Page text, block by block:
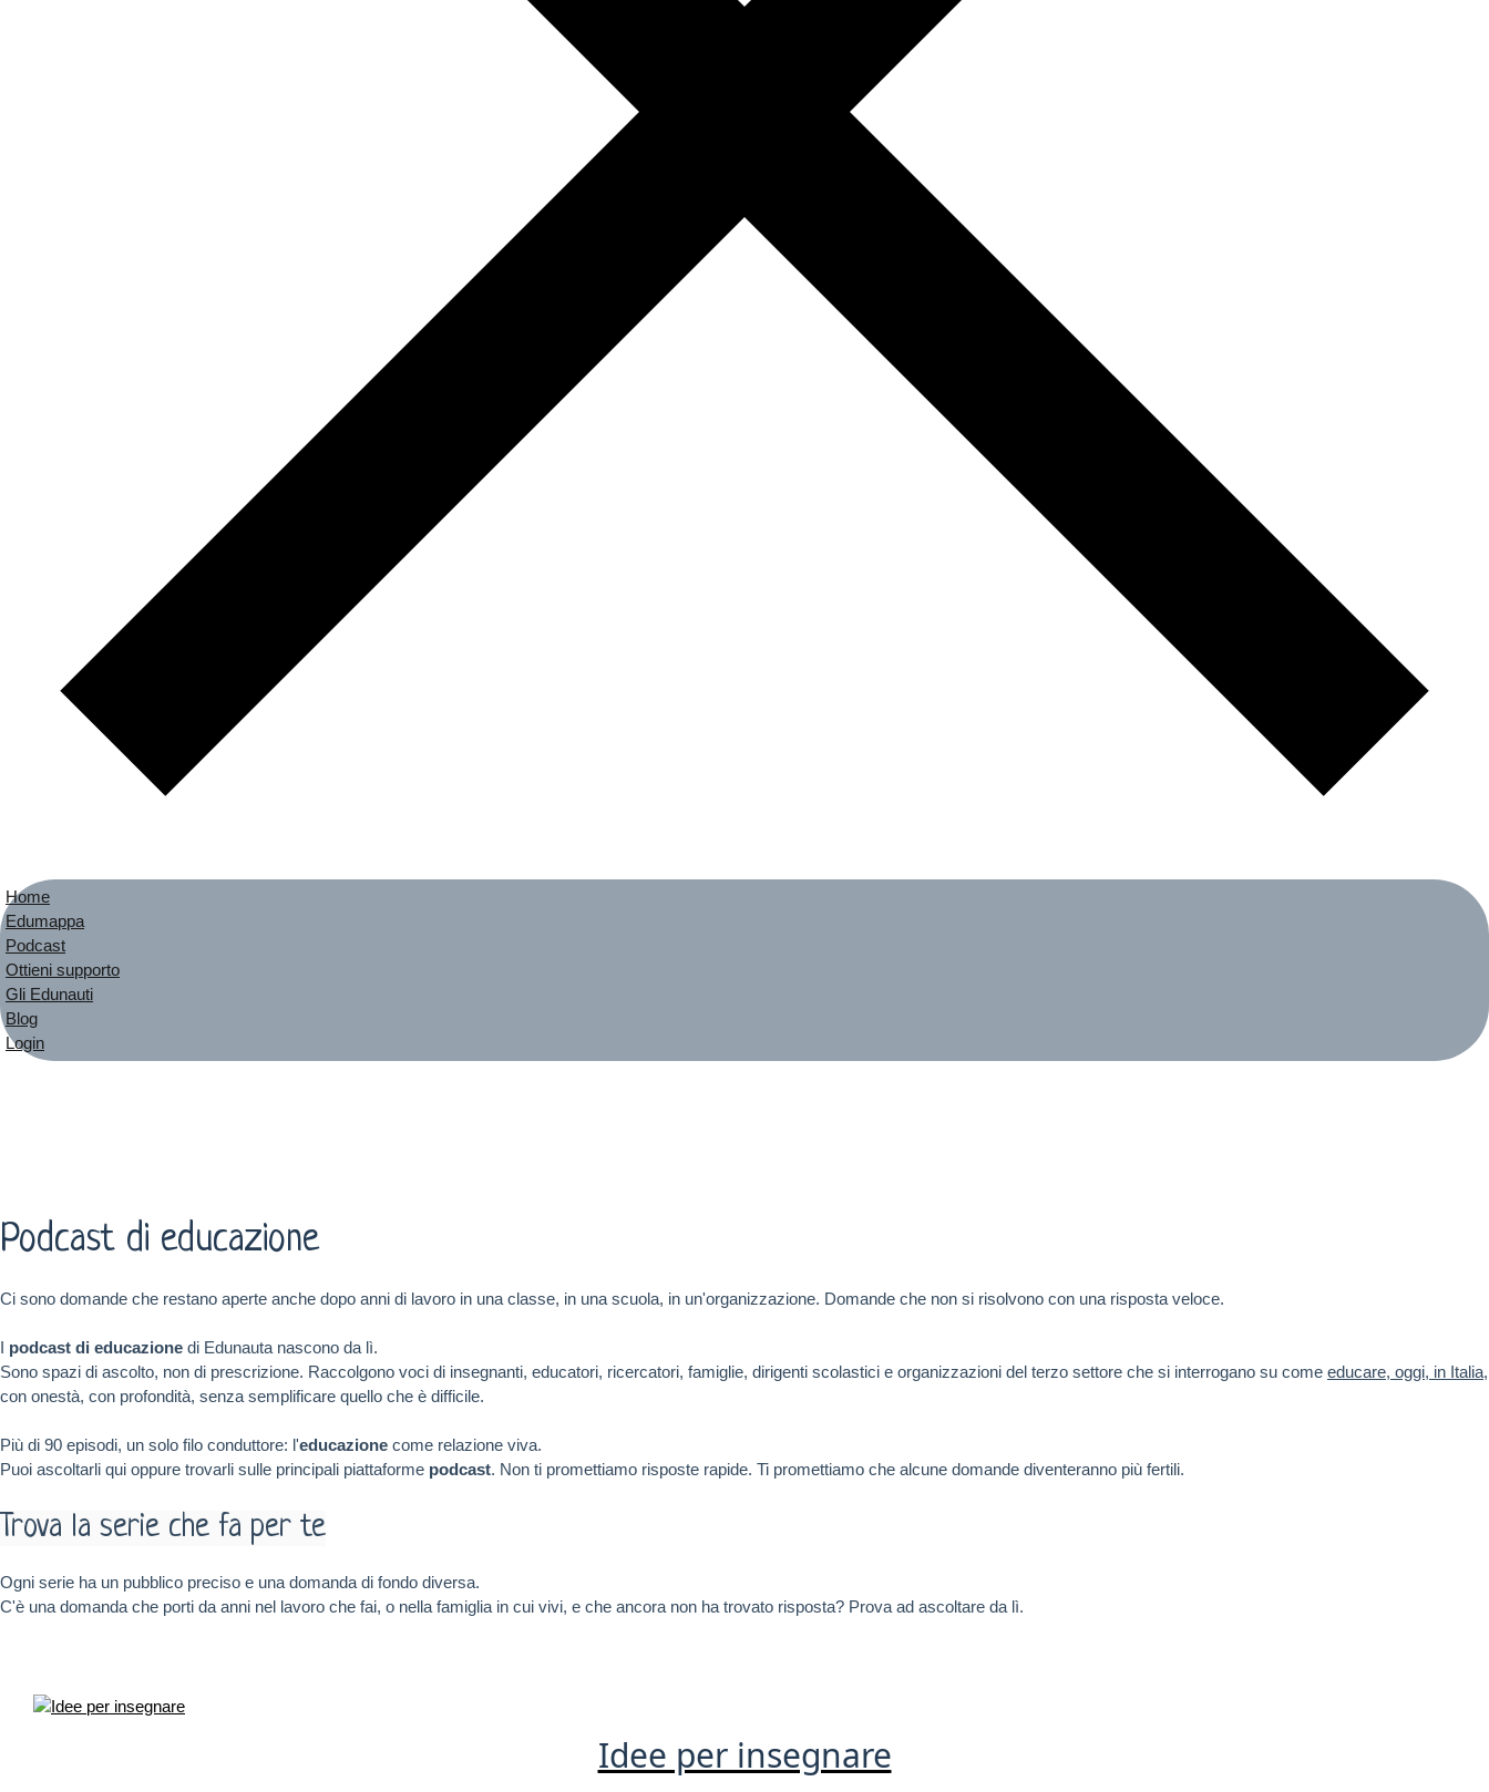
Home
Edumappa
Podcast
Ottieni supporto
Gli Edunauti
Blog
Login
Podcast di educazione
Ci sono domande che restano aperte anche dopo anni di lavoro in una classe, in una scuola, in un'organizzazione. Domande che non si risolvono con una risposta veloce.
I podcast di educazione di Edunauta nascono da lì.
Sono spazi di ascolto, non di prescrizione. Raccolgono voci di insegnanti, educatori, ricercatori, famiglie, dirigenti scolastici e organizzazioni del terzo settore che si interrogano su come educare, oggi, in Italia,
con onestà, con profondità, senza semplificare quello che è difficile.
Più di 90 episodi, un solo filo conduttore: l'educazione come relazione viva.
Puoi ascoltarli qui oppure trovarli sulle principali piattaforme podcast. Non ti promettiamo risposte rapide. Ti promettiamo che alcune domande diventeranno più fertili.
Trova la serie che fa per te
Ogni serie ha un pubblico preciso e una domanda di fondo diversa.
C'è una domanda che porti da anni nel lavoro che fai, o nella famiglia in cui vivi, e che ancora non ha trovato risposta? Prova ad ascoltare da lì.
Idee per insegnare